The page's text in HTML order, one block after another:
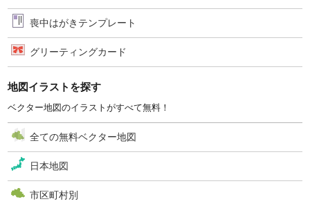
喪中はがきテンプレート
グリーティングカード
地図イラストを探す
ベクター地図のイラストがすべて無料！
全ての無料ベクター地図
日本地図
市区町村別